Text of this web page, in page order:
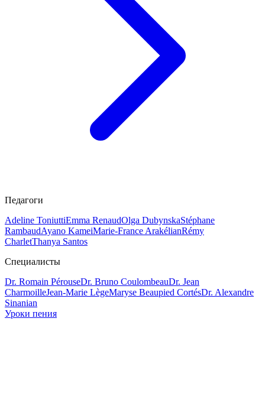
Педагоги
Adeline ToniuttiEmma RenaudOlga DubynskaStéphane
RambaudAyano KameiMarie-France ArakélianRémy
CharletThanya Santos
Специалисты
Dr. Romain PérouseDr. Bruno CoulombeauDr. Jean
CharmoilleJean-Marie LègeMaryse Beaupied CortésDr. Alexandre
Sinanian
Уроки пения